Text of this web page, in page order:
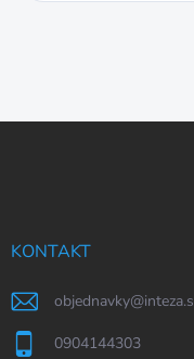
KONTAKT
objednavky@
0904144303